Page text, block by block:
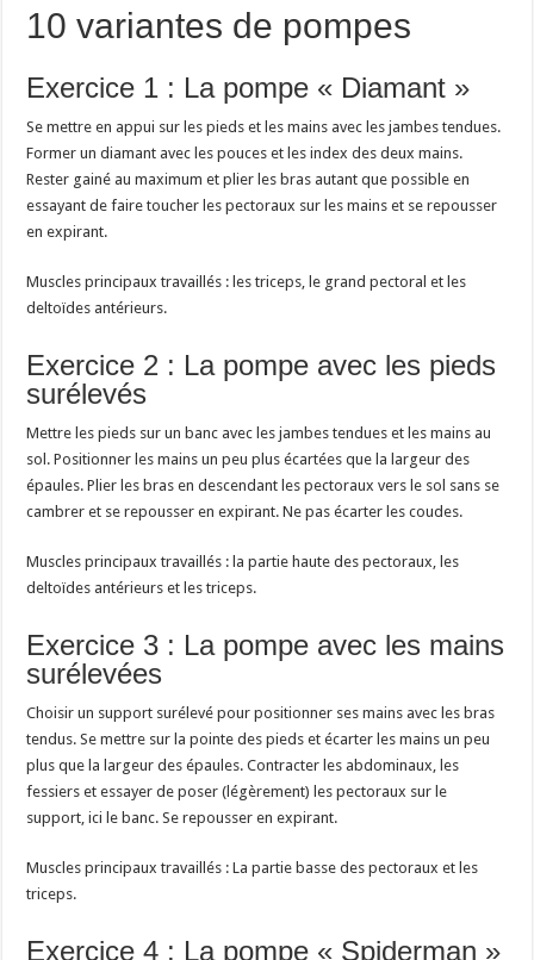
10 variantes de pompes
Exercice 1 : La pompe « Diamant »
Se mettre en appui sur les pieds et les mains avec les jambes tendues.
Former un diamant avec les pouces et les index des deux mains.
Rester gainé au maximum et plier les bras autant que possible en
essayant de faire toucher les pectoraux sur les mains et se repousser
en expirant.
Muscles principaux travaillés : les triceps, le grand pectoral et les
deltoïdes antérieurs.
Exercice 2 : La pompe avec les pieds
surélevés
Mettre les pieds sur un banc avec les jambes tendues et les mains au
sol. Positionner les mains un peu plus écartées que la largeur des
épaules. Plier les bras en descendant les pectoraux vers le sol sans se
cambrer et se repousser en expirant. Ne pas écarter les coudes.
Muscles principaux travaillés : la partie haute des pectoraux, les
deltoïdes antérieurs et les triceps.
Exercice 3 : La pompe avec les mains
surélevées
Choisir un support surélevé pour positionner ses mains avec les bras
tendus. Se mettre sur la pointe des pieds et écarter les mains un peu
plus que la largeur des épaules. Contracter les abdominaux, les
fessiers et essayer de poser (légèrement) les pectoraux sur le
support, ici le banc. Se repousser en expirant.
Muscles principaux travaillés : La partie basse des pectoraux et les
triceps.
Exercice 4 : La pompe « Spiderman »